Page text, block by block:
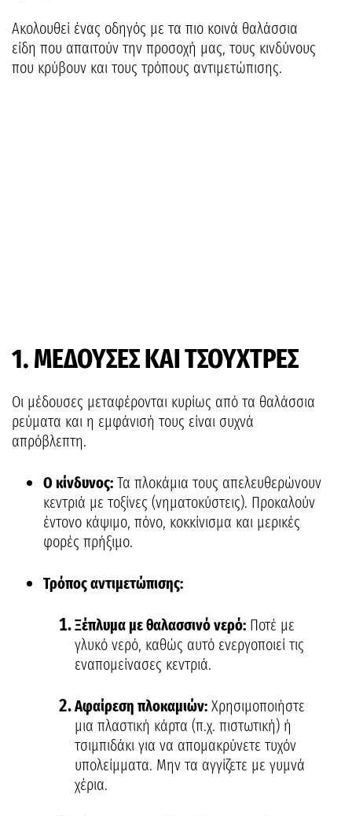
Ακολουθεί ένας οδηγός με τα πιο κοινά θαλάσσια
είδη που απαιτούν την προσοχή μας, τους κινδύνους
που κρύβουν και τους τρόπους αντιμετώπισης.
1. ΜΕΔΟΥΣΕΣ ΚΑΙ ΤΣΟΥΧΤΡΕΣ
Οι μέδουσες μεταφέρονται κυρίως από τα θαλάσσια
ρεύματα και η εμφάνισή τους είναι συχνά
απρόβλεπτη.
Ο κίνδυνος: Τα πλοκάμια τους απελευθερώνουν
κεντριά με τοξίνες (νηματοκύστεις). Προκαλούν
έντονο κάψιμο, πόνο, κοκκίνισμα και μερικές
φορές πρήξιμο.
Τρόπος αντιμετώπισης:
Ξέπλυμα με θαλασσινό νερό: Ποτέ με
γλυκό νερό, καθώς αυτό ενεργοποιεί τις
εναπομείνασες κεντριά.
Αφαίρεση πλοκαμιών: Χρησιμοποιήστε
μια πλαστική κάρτα (π.χ. πιστωτική) ή
τσιμπιδάκι για να απομακρύνετε τυχόν
υπολείμματα. Μην τα αγγίζετε με γυμνά
χέρια.